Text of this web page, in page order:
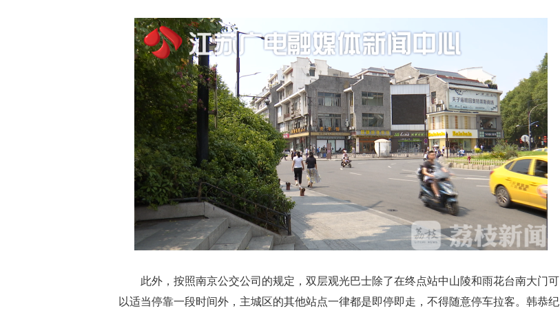
此外，按照南京公交公司的规定，双层观光巴士除了在终点站中山陵和雨花台南大门可
以适当停靠一段时间外，主城区的其他站点一律都是即停即走，不得随意停车拉客。韩恭纪